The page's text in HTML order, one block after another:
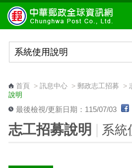
跳到主要內容區塊
首頁> 訊息中心> 郵政志工招募 >
說明
最後檢視/更新日期：115/07/03
志工招募說明 系統